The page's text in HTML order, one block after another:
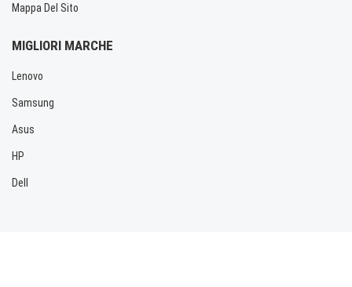
Mappa Del Sito
MIGLIORI MARCHE
Lenovo
Samsung
Asus
HP
Dell